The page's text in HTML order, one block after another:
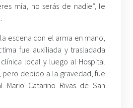
mía, no serás de nadie”, le
escena con el arma en mano,
fue auxiliada y trasladada
local y luego al Hospital
pero debido a la gravedad, fue
Mario Catarino Rivas de San